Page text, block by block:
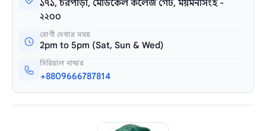
১৭১, চরপাড়া, মেডিকেল কলেজ গেট, ময়মনসিংহ -
২২০০
রোগী দেখার সময়
2pm to 5pm (Sat, Sun & Wed)
সিরিয়াল নাম্বার
+8809666787814